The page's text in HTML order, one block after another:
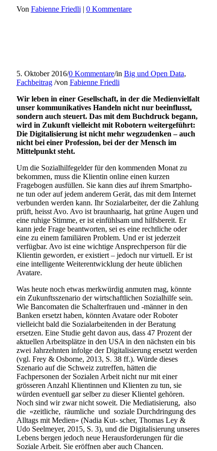
Von Fabienne Friedli | 0 Kommentare
5. Oktober 2016/0 Kommentare/in Big und Open Data,
Fachbeitrag /von Fabienne Friedli
Wir leben in einer Gesellschaft, in der die Medienvielfalt
unser kommunikatives Handeln nicht nur beeinflusst,
sondern auch steuert. Das mit dem Buchdruck begann,
wird in Zukunft vielleicht mit Robotern weitergeführt:
Die Digitalisierung ist nicht mehr wegzudenken – auch
nicht bei einer Profession, bei der der Mensch im
Mittelpunkt steht.
Um die Sozialhilfegelder für den kommenden Monat zu
bekommen, muss die Klientin online einen kurzen
Fragebogen ausfüllen. Sie kann dies auf ihrem Smartpho-
ne tun oder auf jedem anderem Gerät, das mit dem Internet
verbunden werden kann. Ihr Sozialarbeiter, der die Zahlung
prüft, heisst Avo. Avo ist braunhaarig, hat grüne Augen und
eine ruhige Stimme, er ist einfühlsam und hilfsbereit. Er
kann jede Frage beantworten, sei es eine rechtliche oder
eine zu einem familiären Problem. Und er ist jederzeit
verfügbar. Avo ist eine wichtige Ansprechperson für die
Klientin geworden, er existiert – jedoch nur virtuell. Er ist
eine intelligente Weiterentwicklung der heute üblichen
Avatare.
Was heute noch etwas merkwürdig anmuten mag, könnte
ein Zukunftsszenario der wirtschaftlichen Sozialhilfe sein.
Wie Bancomaten die Schalterfrauen und -männer in den
Banken ersetzt haben, könnten Avatare oder Roboter
vielleicht bald die Sozialarbeitenden in der Beratung
ersetzen. Eine Studie geht davon aus, dass 47 Prozent der
aktuellen Arbeitsplätze in den USA in den nächsten ein bis
zwei Jahrzehnten infolge der Digitalisierung ersetzt werden
(vgl. Frey & Osborne, 2013, S. 38 ff.). Würde dieses
Szenario auf die Schweiz zutreffen, hätten die
Fachpersonen der Sozialen Arbeit nicht nur mit einer
grösseren Anzahl Klientinnen und Klienten zu tun, sie
würden eventuell gar selber zu dieser Klientel gehören.
Noch sind wir zwar nicht soweit. Die Mediatisierung, also
die «zeitliche, räumliche und soziale Durchdringung des
Alltags mit Medien» (Nadia Kut- scher, Thomas Ley &
Udo Seelmeyer, 2015, S. 3), und die Digitalisierung unseres
Lebens bergen jedoch neue Herausforderungen für die
Soziale Arbeit. Sie eröffnen aber auch Chancen.